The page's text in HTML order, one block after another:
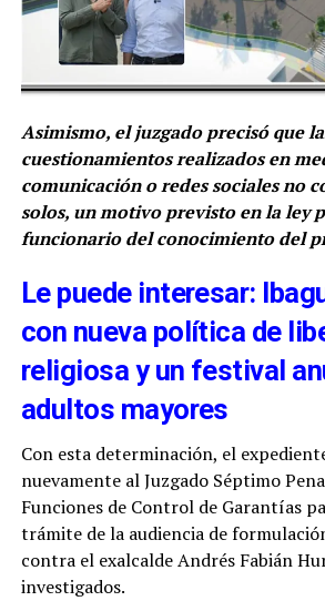
Asimismo, el juzgado precisó que
cuestionamientos realizados en
comunicación o redes sociales no
solos, un motivo previsto en la ley
funcionario del conocimiento del
Le puede interesar:
con nueva política de
religiosa y un festival
adultos mayores
Con esta determinación, el
nuevamente al Juzgado Séptimo
Funciones de Control de Garantías
trámite de la audiencia de
contra el exalcalde Andrés Fabián
investigados.